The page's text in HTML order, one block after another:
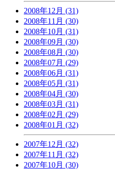
2008年12月 (31)
2008年11月 (30)
2008年10月 (31)
2008年09月 (30)
2008年08月 (30)
2008年07月 (29)
2008年06月 (31)
2008年05月 (31)
2008年04月 (30)
2008年03月 (31)
2008年02月 (29)
2008年01月 (32)
2007年12月 (32)
2007年11月 (32)
2007年10月 (30)